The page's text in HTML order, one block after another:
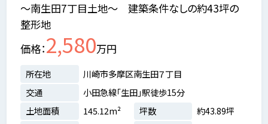
～南生田7丁目土地～ 建築条件なしの約43坪の
整形地
価格 2,580万円
所在地
川崎市多摩区南生田７丁目
交通
小田急線「生田」駅徒歩15分
土地面積
145.12m² 坪数
約43.89坪